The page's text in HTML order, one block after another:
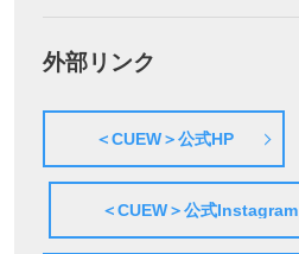
外部リンク
＜CUEW＞公式HP
＜CUEW＞公式Instagram